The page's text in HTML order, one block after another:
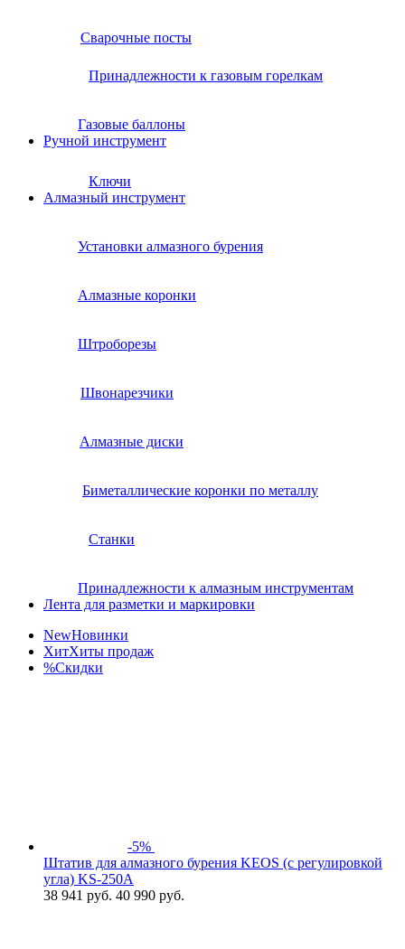
Сварочные посты
Принадлежности к газовым горелкам
Газовые баллоны
Ручной инструмент
Ключи
Алмазный инструмент
Установки алмазного бурения
Алмазные коронки
Штроборезы
Швонарезчики
Алмазные диски
Биметаллические коронки по металлу
Станки
Принадлежности к алмазным инструментам
Лента для разметки и маркировки
NewНовинки
ХитХиты продаж
%Скидки
-5%
Штатив для алмазного бурения KEOS (с регулировкой
угла) KS-250A
38 941 руб. 40 990 руб.